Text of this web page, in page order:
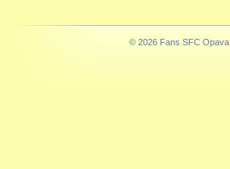
© 2026 Fans SFC Opava